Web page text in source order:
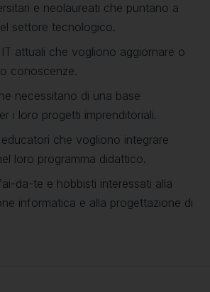
e neolaureati che puntano a
settore tecnologico.
attuali che vogliono aggiornare o
conoscenze.
necessitano di una base
i loro progetti imprenditoriali.
che vogliono integrare
loro programma didattico.
da-te e hobbisti interessati alla
informatica e alla progettazione di